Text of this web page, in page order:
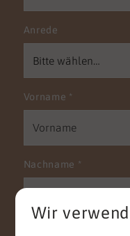
Anrede
Vorname *
Nachname *
Wir